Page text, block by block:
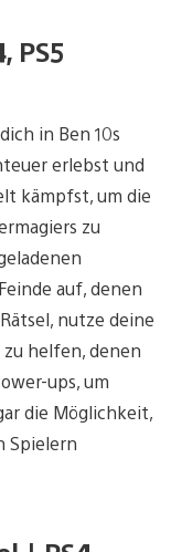
PS5
in Ben 10s
erlebst und
kämpfst, um die
zu
auf, denen
nutze deine
helfen, denen
ups, um
die Möglichkeit,
Spielern